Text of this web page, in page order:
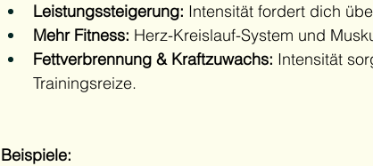
Leistungssteigerung: Intensität fordert dich
Mehr Fitness: Herz-Kreislauf-System und
Fettverbrennung & Kraftzuwachs: Intensität
Trainingsreize.
Beispiele: